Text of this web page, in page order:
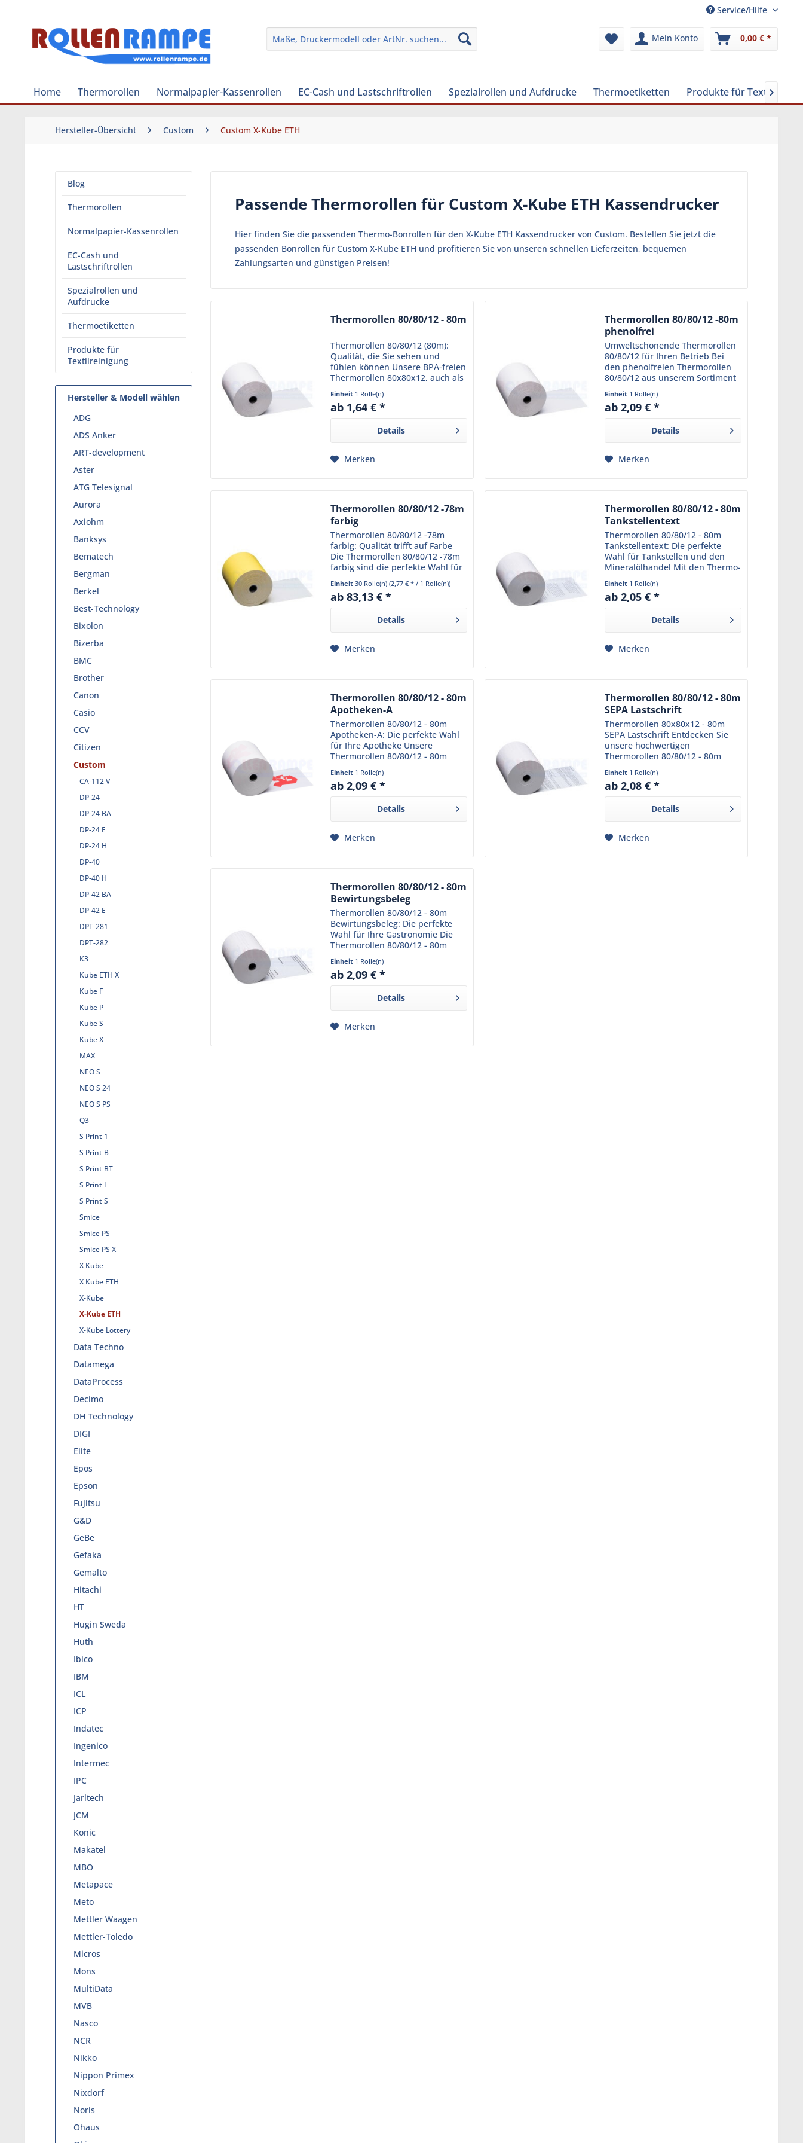
Service/Hilfe
Mein Konto 0,00 € *
Home Thermorollen Normalpapier-Kassenrollen EC-Cash und Lastschriftrollen Spezialrollen und Aufdrucke Thermoetiketten Produkte für 
Hersteller-Übersicht Custom Custom X-Kube ETH
Blog
Thermorollen
Normalpapier-Kassenrollen
EC-Cash und
Lastschriftrollen
Spezialrollen und
Aufdrucke
Thermoetiketten
Produkte für
Textilreinigung
Hersteller & Modell wählen
ADG
ADS Anker
ART-development
Aster
ATG Telesignal
Aurora
Axiohm
Banksys
Bematech
Bergman
Berkel
Best-Technology
Bixolon
Bizerba
BMC
Brother
Canon
Casio
CCV
Citizen
Custom
CA-112 V
DP-24
DP-24 BA
DP-24 E
DP-24 H
DP-40
DP-40 H
DP-42 BA
DP-42 E
DPT-281
DPT-282
K3
Kube ETH X
Kube F
Kube P
Kube S
Kube X
MAX
NEO S
NEO S 24
NEO S PS
Q3
S Print 1
S Print B
S Print BT
S Print I
S Print S
Smice
Smice PS
Smice PS X
X Kube
X Kube ETH
X-Kube
X-Kube ETH
X-Kube Lottery
Data Techno
Datamega
DataProcess
Decimo
DH Technology
DIGI
Elite
Epos
Epson
Fujitsu
G&D
GeBe
Gefaka
Gemalto
Hitachi
HT
Hugin Sweda
Huth
Ibico
IBM
ICL
ICP
Indatec
Ingenico
Intermec
IPC
Jarltech
JCM
Konic
Makatel
MBO
Metapace
Meto
Mettler Waagen
Mettler-Toledo
Micros
Mons
MultiData
MVB
Nasco
NCR
Nikko
Nippon Primex
Nixdorf
Noris
Ohaus
Passende Thermorollen für Custom X-Kube ETH Kassendrucker
Hier finden Sie die passenden Thermo-Bonrollen für den X-Kube ETH Kassendrucker von Custom. Bestellen Sie jetzt die
passenden Bonrollen für Custom X-Kube ETH und profitieren Sie von unseren schnellen Lieferzeiten, bequemen
Zahlungsarten und günstigen Preisen!
Thermorollen 80/80/12 - 80m
Thermorollen 80/80/12 (80m):
Qualität, die Sie sehen und
fühlen können Unsere BPA-freien
Thermorollen 80x80x12, auch als
Kassenrollen 80x80x12 oder
Thermo-Bonrollen 80x80x12
bekannt, stehen für Qualität und
Einheit 1 Rolle(n)
ab 1,64 € *
Details
Merken
Thermorollen 80/80/12 -80m
phenolfrei
Umweltschonende Thermorollen
80/80/12 für Ihren Betrieb Bei
den phenolfreien Thermorollen
80/80/12 aus unserem Sortiment
trifft Funktionalität auf
Umweltbewusstsein. Das robuste
Kassenpapier ist phenolfrei und
Einheit 1 Rolle(n)
ab 2,09 € *
Details
Merken
Thermorollen 80/80/12 -78m
farbig
Thermorollen 80/80/12 -78m
farbig: Qualität trifft auf Farbe
Die Thermorollen 80/80/12 -78m
farbig sind die perfekte Wahl für
den Einsatz in Thermodruckern
konzipiert und liefern stets...
Einheit30 Rolle(n)(2,77 € * / 1 Rolle(n))
ab 83,13 € *
Details
Merken
Thermorollen 80/80/12 - 80m
Tankstellentext
Thermorollen 80/80/12 - 80m
Tankstellentext: Die perfekte
Wahl für Tankstellen und den
Mineralölhandel Mit den Thermo-
unserem Sortiment sind Sie
immer bestens beraten. Diese
Einheit 1 Rolle(n)
ab 2,05 € *
Details
Merken
Thermorollen 80/80/12 - 80m
Apotheken-A
Thermorollen 80/80/12 - 80m
Apotheken-A: Die perfekte Wahl
für Ihre Apotheke Unsere
Thermorollen 80/80/12 - 80m
Apotheken-A sind speziell für
den Einsatz in Apotheken
konzipiert. Sie sind aus
gefertigt und...
Einheit 1 Rolle(n)
ab 2,09 € *
Details
Merken
Thermorollen 80/80/12 - 80m
SEPA Lastschrift
Thermorollen 80x80x12 - 80m
SEPA Lastschrift Entdecken Sie
unsere hochwertigen
Thermorollen 80/80/12 - 80m
SEPA Lastschrift , die ideal für
Kassensysteme mit
Lastschriftzahlung sind.
BPA-freiem...
Einheit 1 Rolle(n)
ab 2,08 € *
Details
Merken
Thermorollen 80/80/12 - 80m
Bewirtungsbeleg
Thermorollen 80/80/12 - 80m
Bewirtungsbeleg: Die perfekte
Wahl für Ihre Gastronomie Die
Thermorollen 80/80/12 - 80m
Bewirtungsbeleg sind ein
unverzichtbares Produkt für Ihr
Restaurant oder Café. Sie erfüllen
Einheit 1 Rolle(n)
ab 2,09 € *
Details
Merken